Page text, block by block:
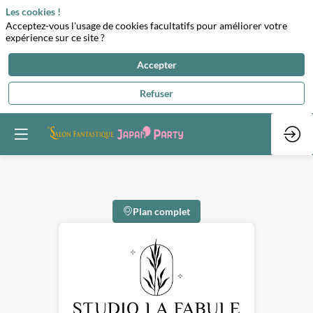
Plan complet
Les cookies !
Acceptez-vous l'usage de cookies facultatifs pour améliorer votre
expérience sur ce site ?
Accepter
Refuser